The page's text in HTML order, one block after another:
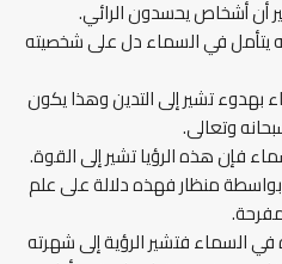
أن أشخاص يحسدون الرائي.
يتأمل في السماء دل على شخصيته
بهدوء تشير إلى التدين وهذا يكون
وتعالى.
فإن هذه الرؤيا تشير إلى القوة.
بواسطة منظار فهذه دلالة على علم
السماء فتشير الرؤية إلى شهرته